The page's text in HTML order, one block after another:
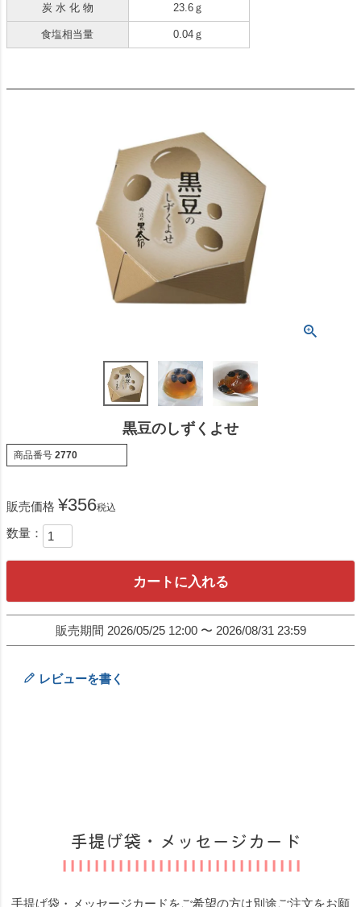
炭 水 化 物
食塩相当量
23.6ｇ
0.04ｇ
黒豆のしずくよせ
商品番号 2770
販売価格 ¥356税込
カートに入れる
販売期間 2026/05/25 12:00 〜 2026/08/31 23:59
レビューを書く
手提げ袋・メッセージカード
手提げ袋・メッセージカードをご希望の方は別途ご注文をお願